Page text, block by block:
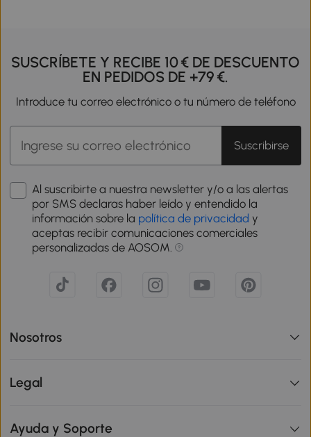
SUSCRÍBETE Y RECIBE 10 € DE DESCUENTO
EN PEDIDOS DE +79 €.
Introduce tu correo electrónico o tu número de teléfono
Suscribirse
Al suscribirte a nuestra newsletter y/o a las alertas
por SMS declaras haber leído y entendido la
información sobre la política de privacidad y
aceptas recibir comunicaciones comerciales
personalizadas de AOSOM.
Nosotros
Legal
Ayuda y Soporte